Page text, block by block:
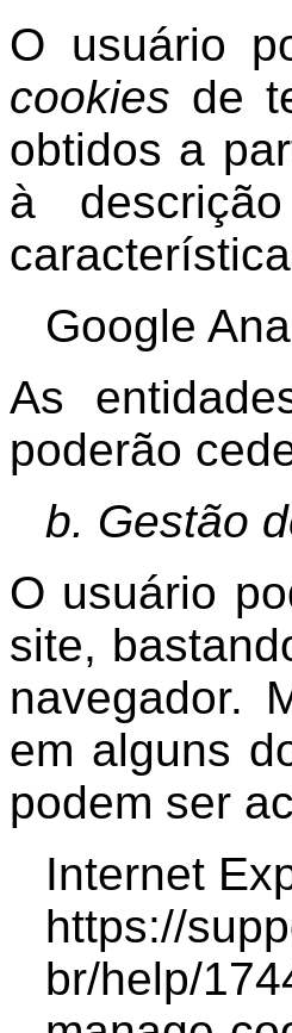
O usuário
cookies de
obtidos a
à
Google
As
poderão
b. Gestão
O usuário
site,
navegador.
em alguns
podem ser
Internet
https://
br/help/